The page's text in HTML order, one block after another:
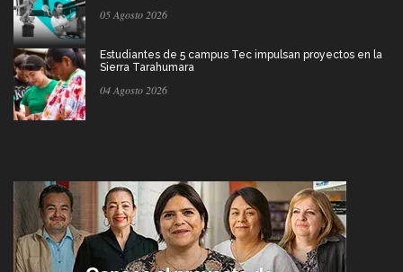
05 Agosto 2026
Estudiantes de 5 campus Tec impulsan proyectos en la
Sierra Tarahumara
04 Agosto 2026